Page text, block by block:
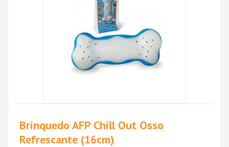
Brinquedo AFP Chill Out Osso
Refrescante (16cm)